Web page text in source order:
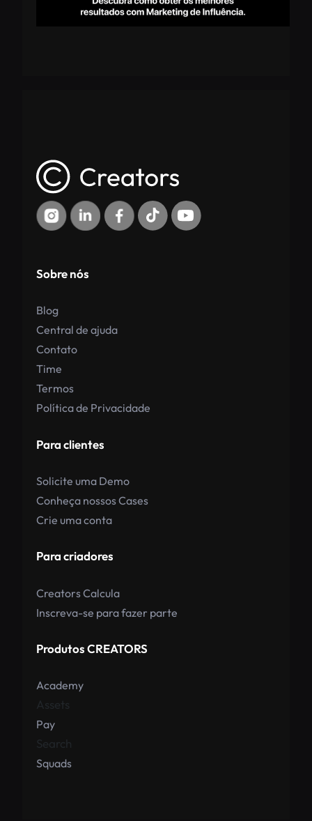
Sobre nós
Blog
Central de ajuda
Contato
Time
Termos
Política de Privacidade
Para clientes
Solicite uma Demo
Conheça nossos Cases
Crie uma conta
Para criadores
Creators Calcula
Inscreva-se para fazer parte
Produtos CREATORS
Academy
Assets
Pay
Search
Squads